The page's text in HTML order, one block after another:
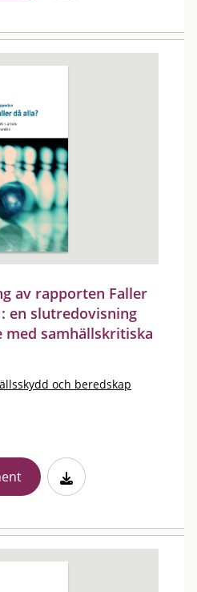
av rapporten Faller
en slutredovisning
med samhällskritiska
och beredskap